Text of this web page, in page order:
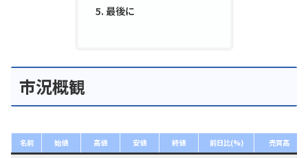
最後に
市況概観
名前 始値 高値 安値 終値 前日比(%) 売買高